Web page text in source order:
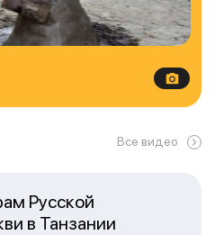
Все видео
Русской
в Танзании